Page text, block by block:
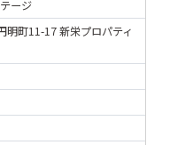
ージ
明町11-17 新栄プロパティ